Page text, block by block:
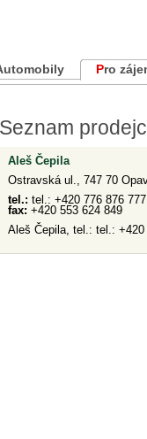
Pro
Seznam
Aleš Čepila
Ostravská ul., 747 70
tel.: tel.: +420 776 876 777
fax: +420 553 624 849
Aleš Čepila, tel.: tel.: +420